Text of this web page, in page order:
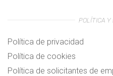
POLÍTICA Y
Política de privacidad
Política de cookies
Política de solicitantes de